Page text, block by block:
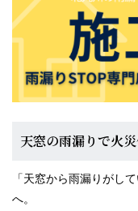
天窓の雨漏りで火
「天窓から雨漏りがし
へ。